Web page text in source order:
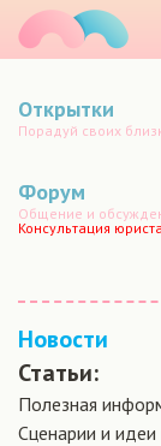
Открытки
Порадуй своих
Форум
Общение и
Консультация
Новости
Статьи:
Полезная
Сценарии и